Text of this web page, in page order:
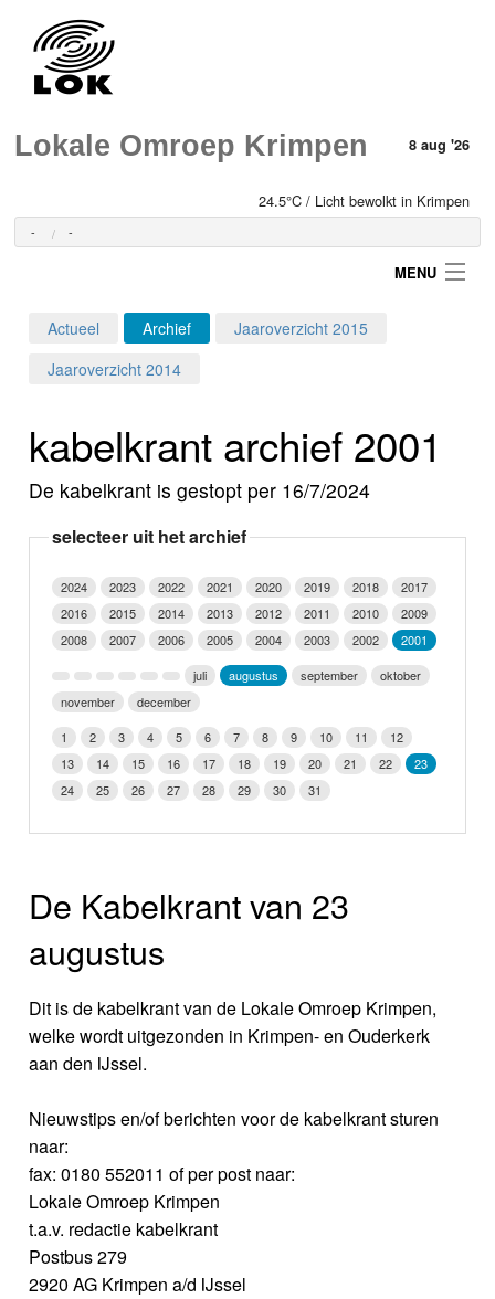
Lokale Omroep Krimpen 8 aug '26
24.5°C / Licht bewolkt in Krimpen
- -
MENU
Programma's
Video
Webcam
Info
Actueel Archief
Jaaroverzicht 2015
Jaaroverzicht 2014
kabelkrant archief 2001
De kabelkrant is gestopt per 16/7/2024
selecteer uit het archief
2024 2023 2022 2021 2020 2019 2018
2017
2016
2015 2014 2013 2012 2011 2010
2009
2008
2007 2006 2005 2004 2003 2002
2001
juli
augustus september
oktober
november
december
1
2 3 4 5 6 7 8 9 10 11
12
13
14 15 16 17 18 19 20 21 22
23
24
25 26 27 28 29 30 31
De Kabelkrant van 23
augustus
Dit is de kabelkrant van de Lokale Omroep Krimpen,
welke wordt uitgezonden in Krimpen- en Ouderkerk
aan den IJssel.
Nieuwstips en/of berichten voor de kabelkrant sturen
naar:
fax: 0180 552011 of per post naar:
Lokale Omroep Krimpen
t.a.v. redactie kabelkrant
Postbus 279
2920 AG Krimpen a/d IJssel